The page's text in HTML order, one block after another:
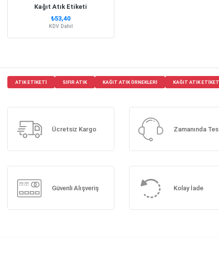
Kağıt Atık Etiketi
₺53,40
KDV Dahil
ATIK ETIKETI SIFIR ATIK KAĞIT ATIK ÖRNEKLERI KAĞIT ATIK
Ücretsiz Kargo Zamanında
Güvenli Alışveriş Kolay İade